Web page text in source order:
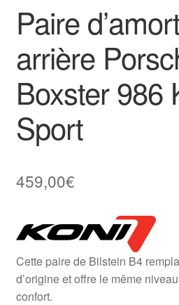
Paire
arrière
Boxster 986
Sport
459,00€
Cette paire de Bilstein B4
d’origine et offre le même
confort.